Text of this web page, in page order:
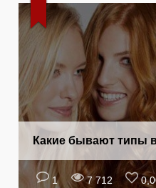
1 7 712
Какие бывают типы